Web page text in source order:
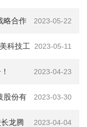
2023-05-22
略合作
2023-05-11
科技工
2023-04-23
2023-03-30
股份有
2023-04-04
龙腾